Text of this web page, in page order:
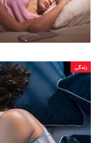
زندگی